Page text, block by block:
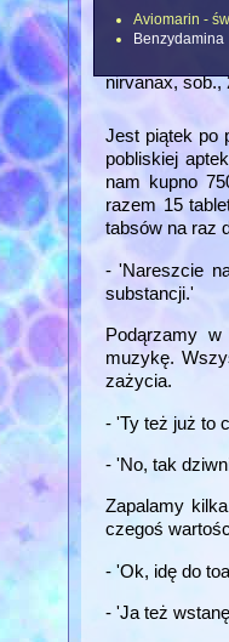
Aviomarin -
Benzydamina
nirvanax, sob.,
Jest piątek po
pobliskiej
nam kupno
razem 15
tabsów na raz
- 'Nareszcie
substancji.'
Podąrzamy
muzykę.
zażycia.
- 'Ty też już to
- 'No, tak
Zapalamy
czegoś
- 'Ok, idę do
- 'Ja też